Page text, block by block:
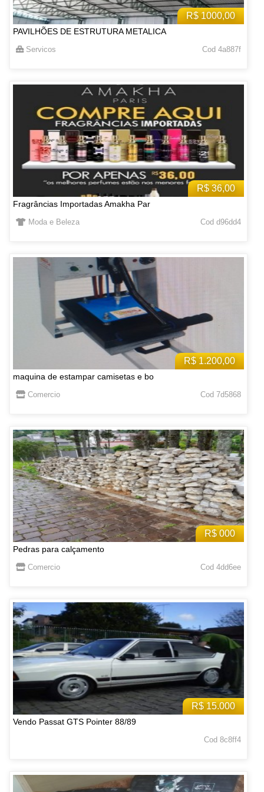
R$ 1000,00
PAVILHÕES DE ESTRUTURA METALICA
Servicos Cod 4a887f
R$ 36,00
Fragrâncias Importadas Amakha Par
Moda e Beleza Cod d96dd4
R$ 1.200,00
maquina de estampar camisetas e bo
Comercio Cod 7d5868
R$ 000
Pedras para calçamento
Comercio Cod 4dd6ee
R$ 15.000
Vendo Passat GTS Pointer 88/89
Cod 8c8ff4